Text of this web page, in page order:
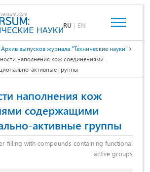
RU | EN
Архив выпусков журнала "Технические науки"
наполнения кож соединениями
активные группы
наполнения кож
содержащими
активные группы
filling with compounds containing functional
active groups